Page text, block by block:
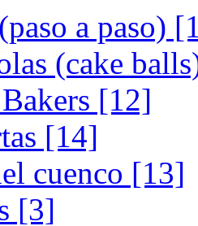
a paso)
(cake
[12]
[14]
cuenco [13]
[3]